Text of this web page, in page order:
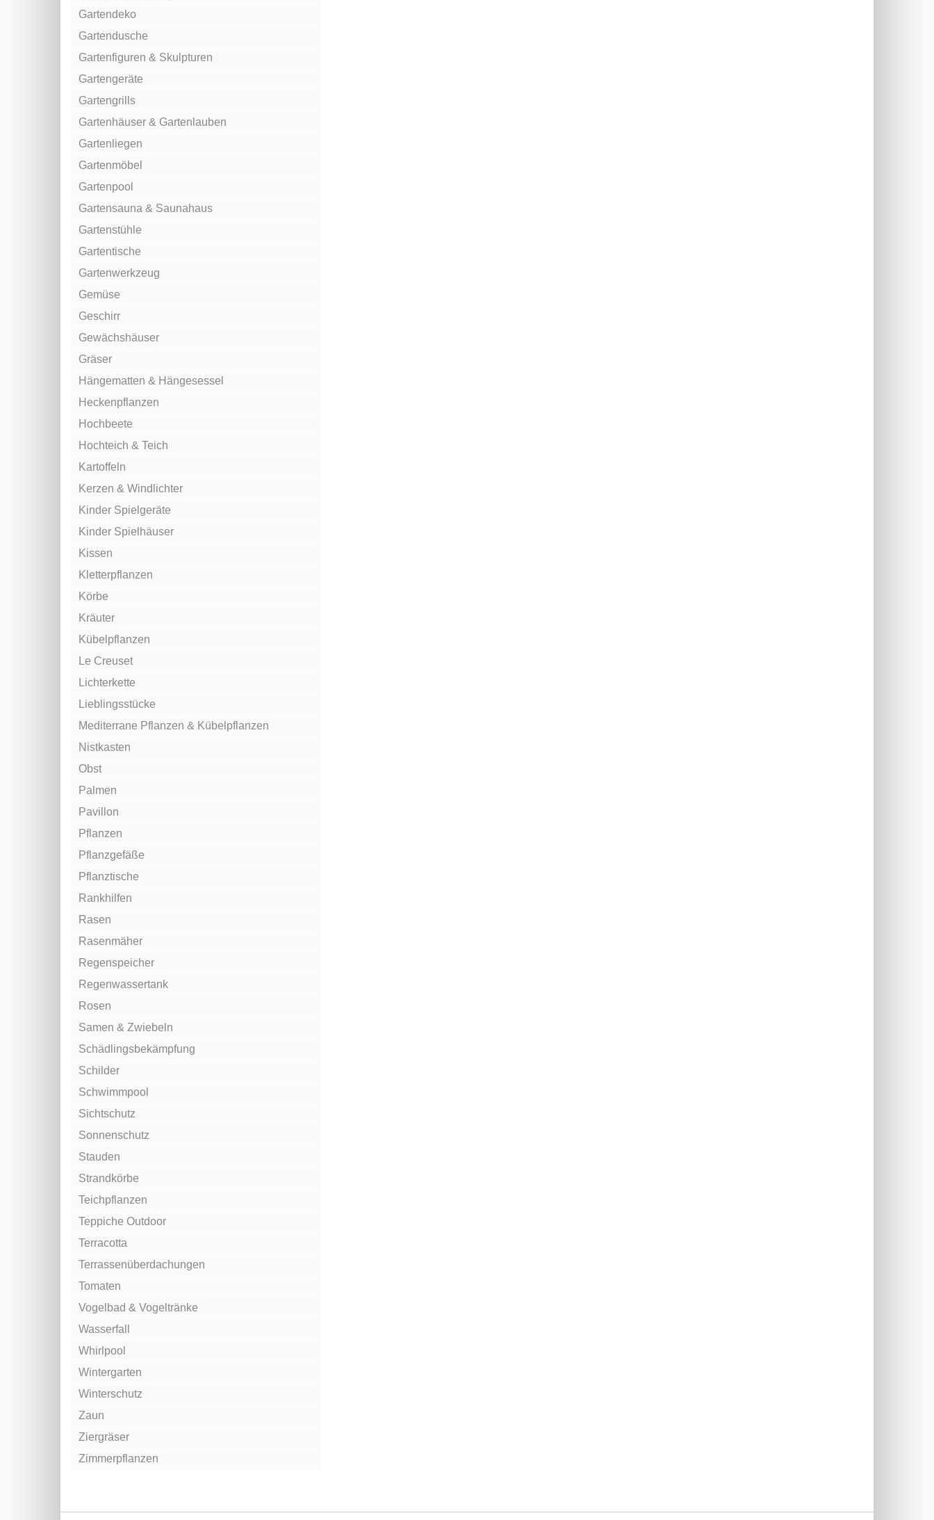
Gartendeko
Gartendusche
Gartenfiguren & Skulpturen
Gartengeräte
Gartengrills
Gartenhäuser & Gartenlauben
Gartenliegen
Gartenmöbel
Gartenpool
Gartensauna & Saunahaus
Gartenstühle
Gartentische
Gartenwerkzeug
Gemüse
Geschirr
Gewächshäuser
Gräser
Hängematten & Hängesessel
Heckenpflanzen
Hochbeete
Hochteich & Teich
Kartoffeln
Kerzen & Windlichter
Kinder Spielgeräte
Kinder Spielhäuser
Kissen
Kletterpflanzen
Körbe
Kräuter
Kübelpflanzen
Le Creuset
Lichterkette
Lieblingsstücke
Mediterrane Pflanzen & Kübelpflanzen
Nistkasten
Obst
Palmen
Pavillon
Pflanzen
Pflanzgefäße
Pflanztische
Rankhilfen
Rasen
Rasenmäher
Regenspeicher
Regenwassertank
Rosen
Samen & Zwiebeln
Schädlingsbekämpfung
Schilder
Schwimmpool
Sichtschutz
Sonnenschutz
Stauden
Strandkörbe
Teichpflanzen
Teppiche Outdoor
Terracotta
Terrassenüberdachungen
Tomaten
Vogelbad & Vogeltränke
Wasserfall
Whirlpool
Wintergarten
Winterschutz
Zaun
Ziergräser
Zimmerpflanzen